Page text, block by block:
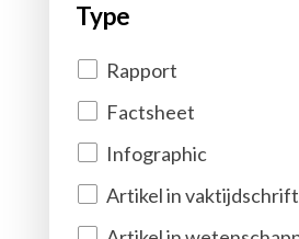
Type
Rapport
Factsheet
Infographic
Artikel in vaktijdschrift